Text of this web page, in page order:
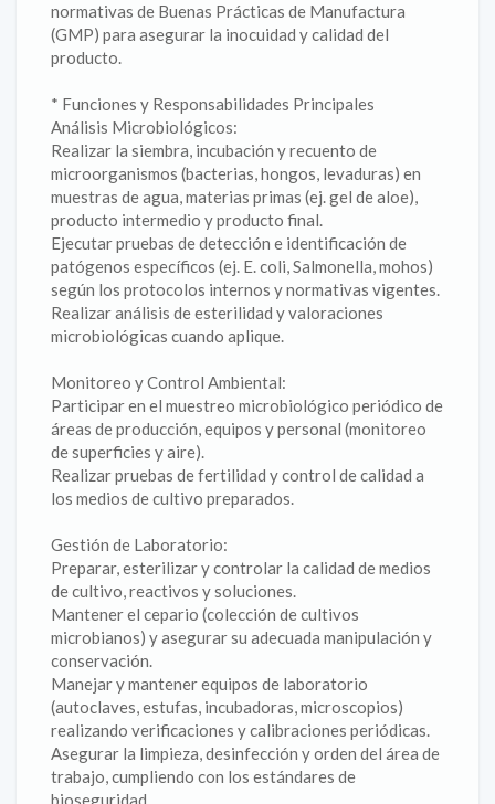
normativas de Buenas Prácticas de Manufactura
(GMP) para asegurar la inocuidad y calidad del
producto.
‎* Funciones y Responsabilidades Principales
‎Análisis Microbiológicos:
‎Realizar la siembra, incubación y recuento de
microorganismos (bacterias, hongos, levaduras) en
muestras de agua, materias primas (ej. gel de aloe),
producto intermedio y producto final.
‎Ejecutar pruebas de detección e identificación de
patógenos específicos (ej. E. coli, Salmonella, mohos)
según los protocolos internos y normativas vigentes.
‎Realizar análisis de esterilidad y valoraciones
microbiológicas cuando aplique.
‎Monitoreo y Control Ambiental:
‎Participar en el muestreo microbiológico periódico de
áreas de producción, equipos y personal (monitoreo
de superficies y aire).
‎Realizar pruebas de fertilidad y control de calidad a
los medios de cultivo preparados.
Gestión de Laboratorio:
‎Preparar, esterilizar y controlar la calidad de medios
de cultivo, reactivos y soluciones.
‎Mantener el cepario (colección de cultivos
microbianos) y asegurar su adecuada manipulación y
conservación.
‎Manejar y mantener equipos de laboratorio
(autoclaves, estufas, incubadoras, microscopios)
realizando verificaciones y calibraciones periódicas.
‎Asegurar la limpieza, desinfección y orden del área de
trabajo, cumpliendo con los estándares de
bioseguridad.